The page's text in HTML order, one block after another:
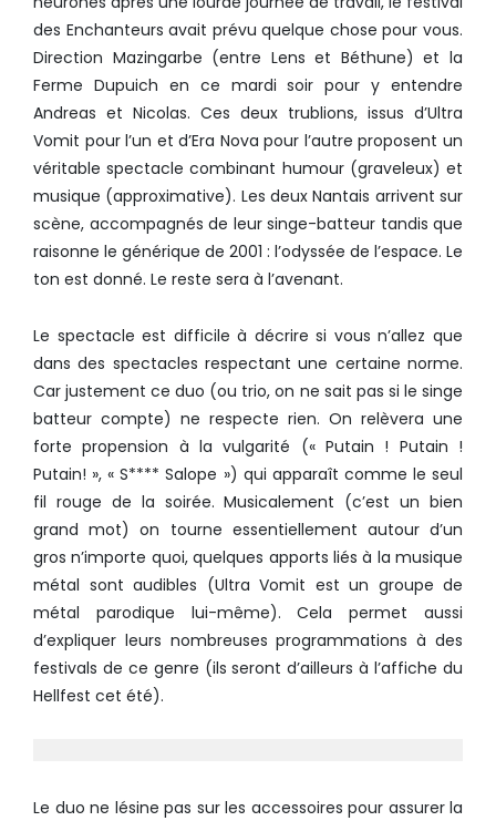
des Enchanteurs avait prévu quelque chose pour vous.
Direction Mazingarbe (entre Lens et Béthune) et la
Ferme Dupuich en ce mardi soir pour y entendre
Andreas et Nicolas. Ces deux trublions, issus d’Ultra
Vomit pour l’un et d’Era Nova pour l’autre proposent un
véritable spectacle combinant humour (graveleux) et
musique (approximative). Les deux Nantais arrivent sur
scène, accompagnés de leur singe-batteur tandis que
raisonne le générique de 2001 : l’odyssée de l’espace. Le
ton est donné. Le reste sera à l’avenant.
Le spectacle est difficile à décrire si vous n’allez que
dans des spectacles respectant une certaine norme.
Car justement ce duo (ou trio, on ne sait pas si le singe
batteur compte) ne respecte rien. On relèvera une
forte propension à la vulgarité (« Putain ! Putain !
Putain! », « S**** Salope ») qui apparaît comme le seul
fil rouge de la soirée. Musicalement (c’est un bien
grand mot) on tourne essentiellement autour d’un
gros n’importe quoi, quelques apports liés à la musique
métal sont audibles (Ultra Vomit est un groupe de
métal parodique lui-même). Cela permet aussi
d’expliquer leurs nombreuses programmations à des
festivals de ce genre (ils seront d’ailleurs à l’affiche du
Hellfest cet été).
Le duo ne lésine pas sur les accessoires pour assurer la